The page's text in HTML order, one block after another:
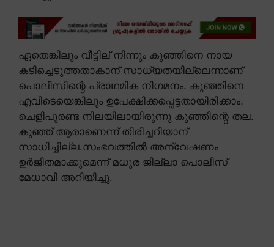
ഏതെങ്കിലും വീട്ടില് നിന്നും കുഞ്ഞിനെ നായ
കടിച്ചെടുത്തതാകാന് സാധ്യതയില്ലെന്നാണ്
പൊലീസിന്റെ പ്രാഥമിക നിഗമനം. കുഞ്ഞിനെ
എവിടെയെങ്കിലും ഉപേക്ഷിക്കപ്പെട്ടതായിരിക്കാം.
ചെളിപുരണ്ട നിലയിലായിരുന്നു കുഞ്ഞിന്റെ തല.
കുഞ്ഞ് ആരാണെന്ന് തിരിച്ചറിയാന്
സാധിച്ചില്ല.സംഭവത്തിൽ അന്വേഷണം
ഉർജിതമാക്കുമെന്ന് മധുര ജില്ലാ പൊലീസ്
മേധാവി അറിയിച്ചു.